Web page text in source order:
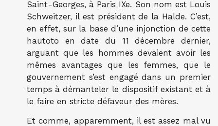
Saint-Georges, à Paris IXe. Son nom est Louis
Schweitzer, il est président de la Halde. C’est,
en effet, sur la base d’une injonction de cette
hautoto en date du 11 décembre dernier,
arguant que les hommes devaient avoir les
mêmes avantages que les femmes, que le
gouvernement s’est engagé dans un premier
temps à démanteler le dispositif existant et à
le faire en stricte défaveur des mères.
Et comme, apparemment, il est assez mal vu